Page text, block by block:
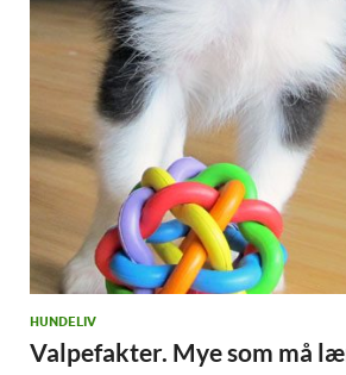
HUNDELIV
Valpefakter. Mye som må